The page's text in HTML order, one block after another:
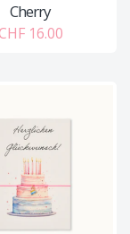
Cherry
16.00